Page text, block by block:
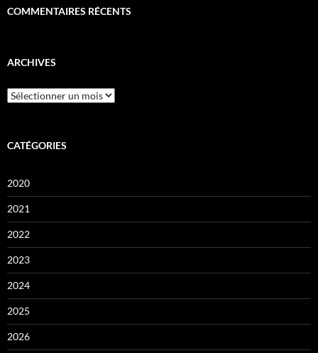
COMMENTAIRES RÉCENTS
ARCHIVES
Archives
CATÉGORIES
2020
2021
2022
2023
2024
2025
2026